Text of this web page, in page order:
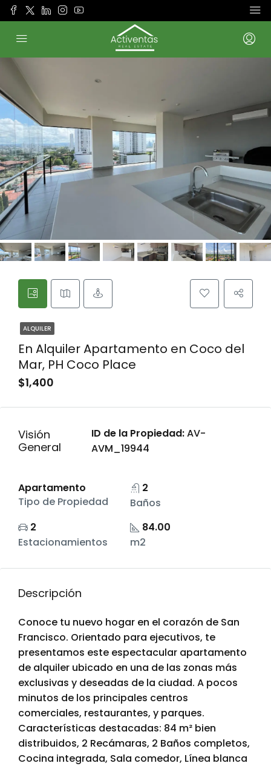
ALQUILER
En Alquiler Apartamento en Coco del
Mar, PH Coco Place
$1,400
Visión
General
ID de la Propiedad:AV-
AVM_19944
Apartamento
Tipo de Propiedad
2
Baños
2
Estacionamientos
84.00
m2
Descripción
Conoce tu nuevo hogar en el corazón de San
Francisco. Orientado para ejecutivos, te
presentamos este espectacular apartamento
de alquiler ubicado en una de las zonas más
exclusivas y deseadas de la ciudad. A pocos
minutos de los principales centros
comerciales, restaurantes, y parques.
Características destacadas: 84 m² bien
distribuidos, 2 Recámaras, 2 Baños completos,
Cocina integrada, Sala comedor, Línea blanca